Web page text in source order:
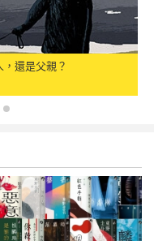
還是父親？